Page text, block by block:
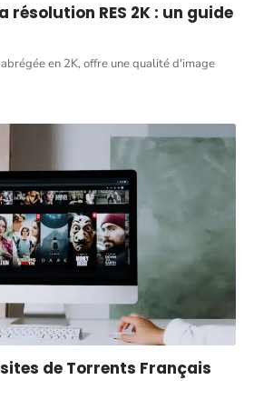
RES 2K : un guide
en 2K, offre une qualité d'image
sites de Torrents Français